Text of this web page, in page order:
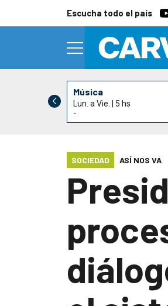
Escucha todo el país
Música
Lun. a Vie. | 5 hs
-
SOCIEDAD ASÍ NOS VA